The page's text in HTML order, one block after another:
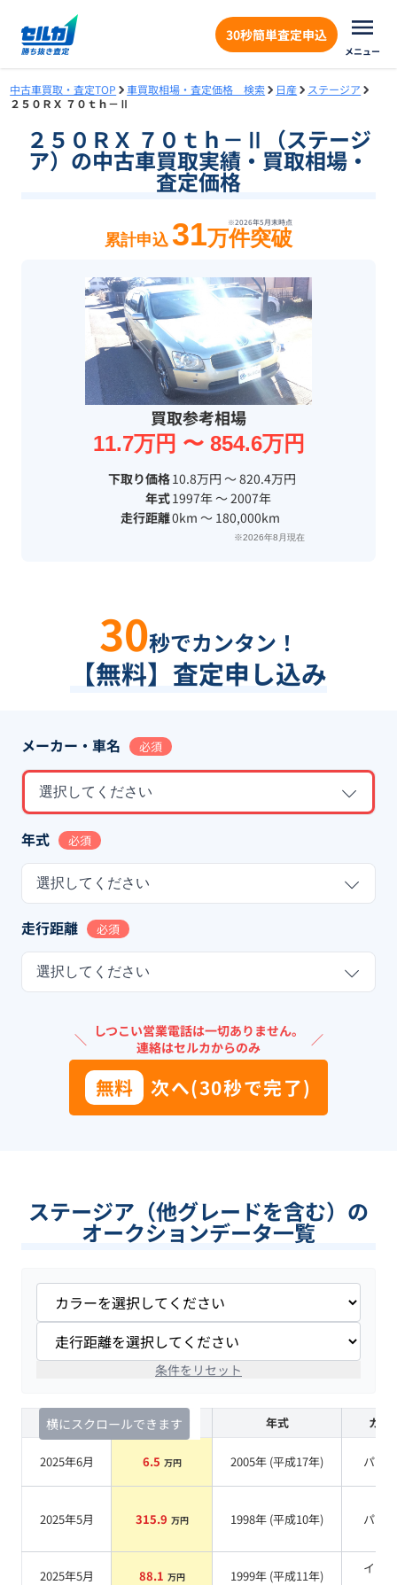
30秒簡単査定申込
メニュー
中古車買取・査定TOP 車買取相場・査定価格 検索 日産
ステージア
２５０ＲＸ ７０ｔｈ－Ⅱ
２５０ＲＸ ７０ｔｈ－Ⅱ（ステージ
ア）の中古車買取実績・買取相場・
査定価格
※2026年5月末時点
累計申込 31万件突破
買取参考相場
11.7万円 〜 854.6万円
下取り価格10.8万円 〜 820.4万円
年式1997年 〜 2007年
走行距離0km 〜 180,000km
※2026年8月現在
30秒でカンタン！
【無料】査定申し込み
メーカー・車名 必須
選択してください
年式 必須
選択してください
走行距離 必須
選択してください
＼ しつこい営業電話は一切ありません。
連絡はセルカからのみ
／
無料 次へ(30秒で完了)
ステージア（他グレードを含む）の
オークションデータ一覧
条件をリセット
横にスクロールできます
査定時期 セルカ実績 年式 カラ
2025年6月 6.5 万円 2005年 (平成17年) パール
2025年5月 315.9 万円 1998年 (平成10年) パール
2025年5月 88.1 万円 1999年 (平成11年)
イエ